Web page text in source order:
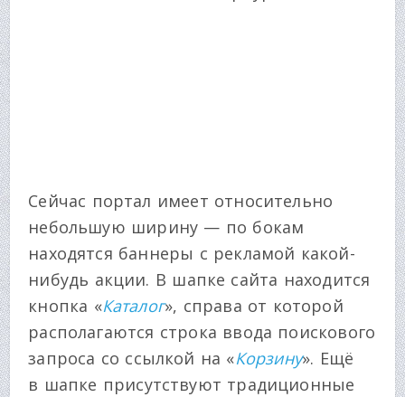
Сейчас портал имеет относительно
небольшую ширину — по бокам
находятся баннеры с рекламой какой-
нибудь акции. В шапке сайта находится
кнопка «Каталог», справа от которой
располагаются строка ввода поискового
запроса со ссылкой на «Корзину». Ещё
в шапке присутствуют традиционные